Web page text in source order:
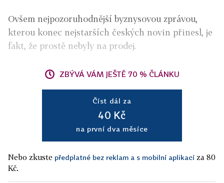
Ovšem nejpozoruhodnější byznysovou zprávou,
kterou konec nejstarších českých novin přinesl, je
fakt, že prostě nebyly na prodej.
ZBÝVÁ VÁM JEŠTĚ 70 % ČLÁNKU
Číst dál za
40 Kč
na první dva měsíce
Nebo zkuste předplatné bez reklam a s mobilní aplikací za 80
Kč.